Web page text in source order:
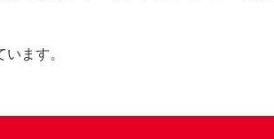
ます。